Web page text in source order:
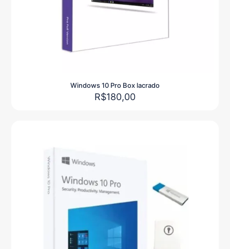
Windows 10 Pro Box lacrado
R$180,00